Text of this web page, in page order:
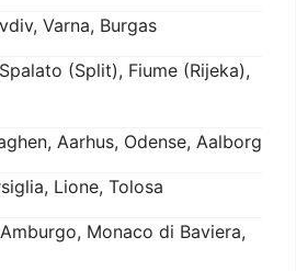
Varna, Burgas
(Split), Fiume (Rijeka),
Aarhus, Odense, Aalborg
Lione, Tolosa
Monaco di Baviera,